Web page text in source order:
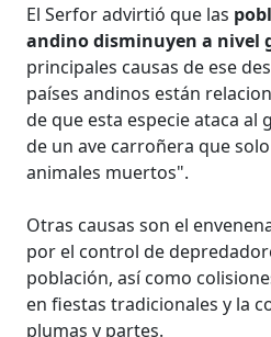
El Serfor advirtió que las
andino disminuyen a nivel
principales causas de ese
países andinos están
de que esta especie ataca al
de un ave carroñera que
animales muertos".
Otras causas son el
por el control de
población, así como
en fiestas tradicionales y la
plumas y partes.